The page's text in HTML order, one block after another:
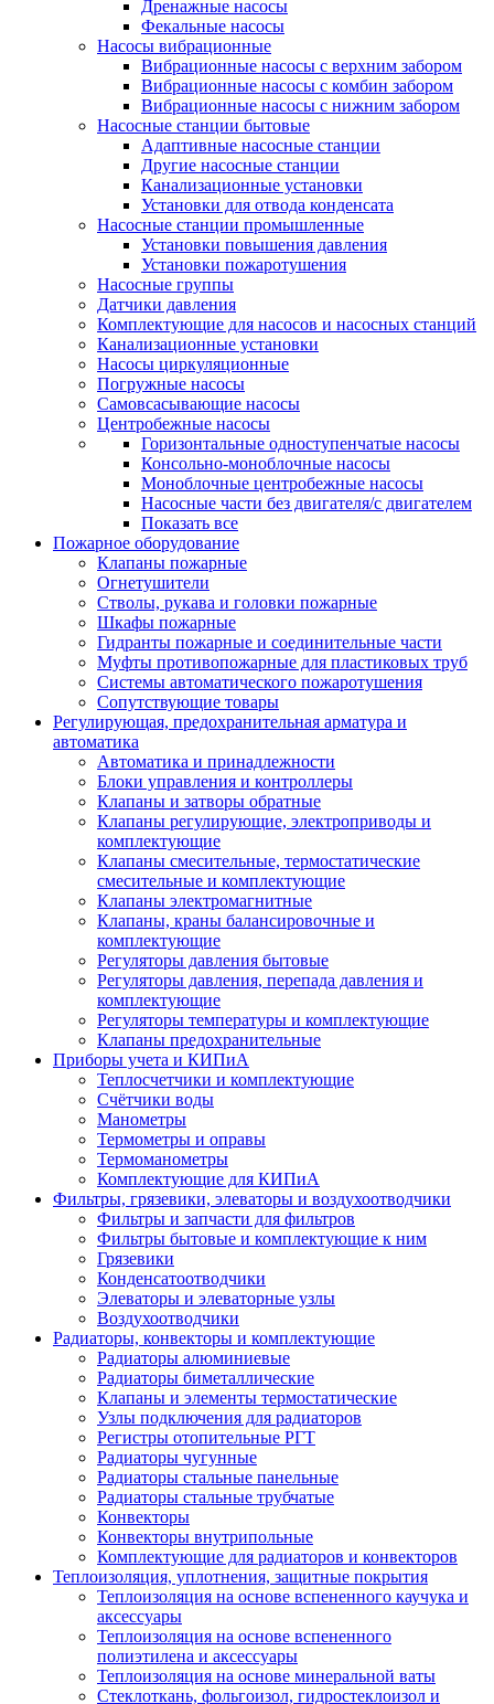
Дренажные насосы
Фекальные насосы
Насосы вибрационные
Вибрационные насосы с верхним забором
Вибрационные насосы с комбин забором
Вибрационные насосы с нижним забором
Насосные станции бытовые
Адаптивные насосные станции
Другие насосные станции
Канализационные установки
Установки для отвода конденсата
Насосные станции промышленные
Установки повышения давления
Установки пожаротушения
Насосные группы
Датчики давления
Комплектующие для насосов и насосных станций
Канализационные установки
Насосы циркуляционные
Погружные насосы
Самовсасывающие насосы
Центробежные насосы
Горизонтальные одноступенчатые насосы
Консольно-моноблочные насосы
Моноблочные центробежные насосы
Насосные части без двигателя/с двигателем
Показать все
Пожарное оборудование
Клапаны пожарные
Огнетушители
Стволы, рукава и головки пожарные
Шкафы пожарные
Гидранты пожарные и соединительные части
Муфты противопожарные для пластиковых труб
Системы автоматического пожаротушения
Сопутствующие товары
Регулирующая, предохранительная арматура и
автоматика
Автоматика и принадлежности
Блоки управления и контроллеры
Клапаны и затворы обратные
Клапаны регулирующие, электроприводы и
комплектующие
Клапаны смесительные, термостатические
смесительные и комплектующие
Клапаны электромагнитные
Клапаны, краны балансировочные и
комплектующие
Регуляторы давления бытовые
Регуляторы давления, перепада давления и
комплектующие
Регуляторы температуры и комплектующие
Клапаны предохранительные
Приборы учета и КИПиА
Теплосчетчики и комплектующие
Счётчики воды
Манометры
Термометры и оправы
Термоманометры
Комплектующие для КИПиА
Фильтры, грязевики, элеваторы и воздухоотводчики
Фильтры и запчасти для фильтров
Фильтры бытовые и комплектующие к ним
Грязевики
Конденсатоотводчики
Элеваторы и элеваторные узлы
Воздухоотводчики
Радиаторы, конвекторы и комплектующие
Радиаторы алюминиевые
Радиаторы биметаллические
Клапаны и элементы термостатические
Узлы подключения для радиаторов
Регистры отопительные РГТ
Радиаторы чугунные
Радиаторы стальные панельные
Радиаторы стальные трубчатые
Конвекторы
Конвекторы внутрипольные
Комплектующие для радиаторов и конвекторов
Теплоизоляция, уплотнения, защитные покрытия
Теплоизоляция на основе вспененного каучука и
аксессуары
Теплоизоляция на основе вспененного
полиэтилена и аксессуары
Теплоизоляция на основе минеральной ваты
Стеклоткань, фольгоизол, гидростеклоизол и